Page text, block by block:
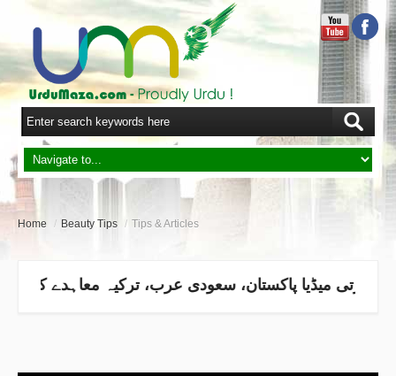
Home / Beauty Tips / Tips & Articles